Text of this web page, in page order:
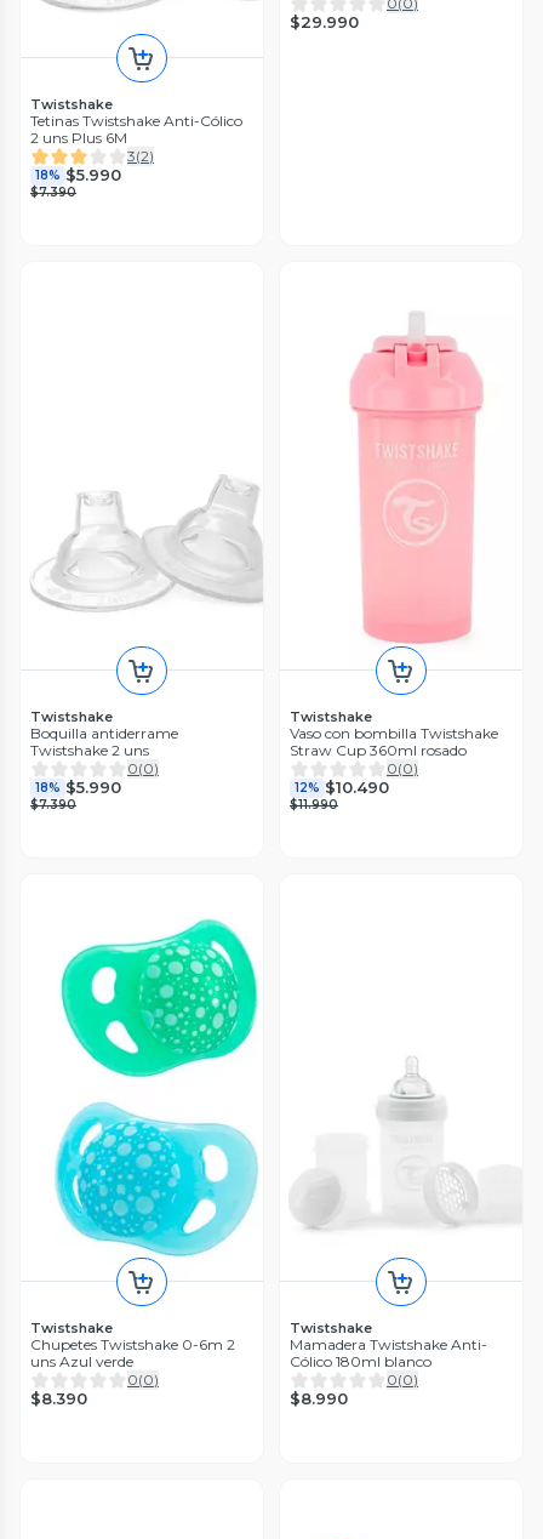
Twistshake
Tetinas Twistshake Anti-Cólico
2 uns Plus 6M
3(2)
18% $5.990
$7.390
$29.990
Twistshake
Boquilla antiderrame
Twistshake 2 uns
0(0)
18% $5.990
$7.390
Twistshake
Vaso con bombilla Twistshake
Straw Cup 360ml rosado
0(0)
12% $10.490
$11.990
Twistshake
Chupetes Twistshake 0-6m 2
uns Azul verde
0(0)
$8.390
Twistshake
Mamadera Twistshake Anti-
Cólico 180ml blanco
0(0)
$8.990